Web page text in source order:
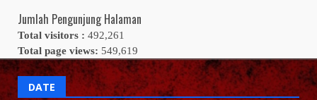
Jumlah Pengunjung Halaman
Total visitors : 492,261
Total page views: 549,619
DATE